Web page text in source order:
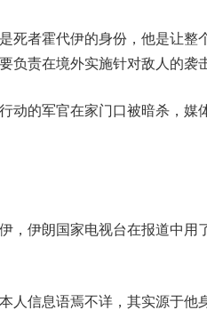
死者霍代伊的身份， 他是让整
负责在境外实施针对敌人的袭
动的军官在家门口被暗杀，媒
伊朗国家电视台在报道中用
本人信息语焉不详，其实源于他